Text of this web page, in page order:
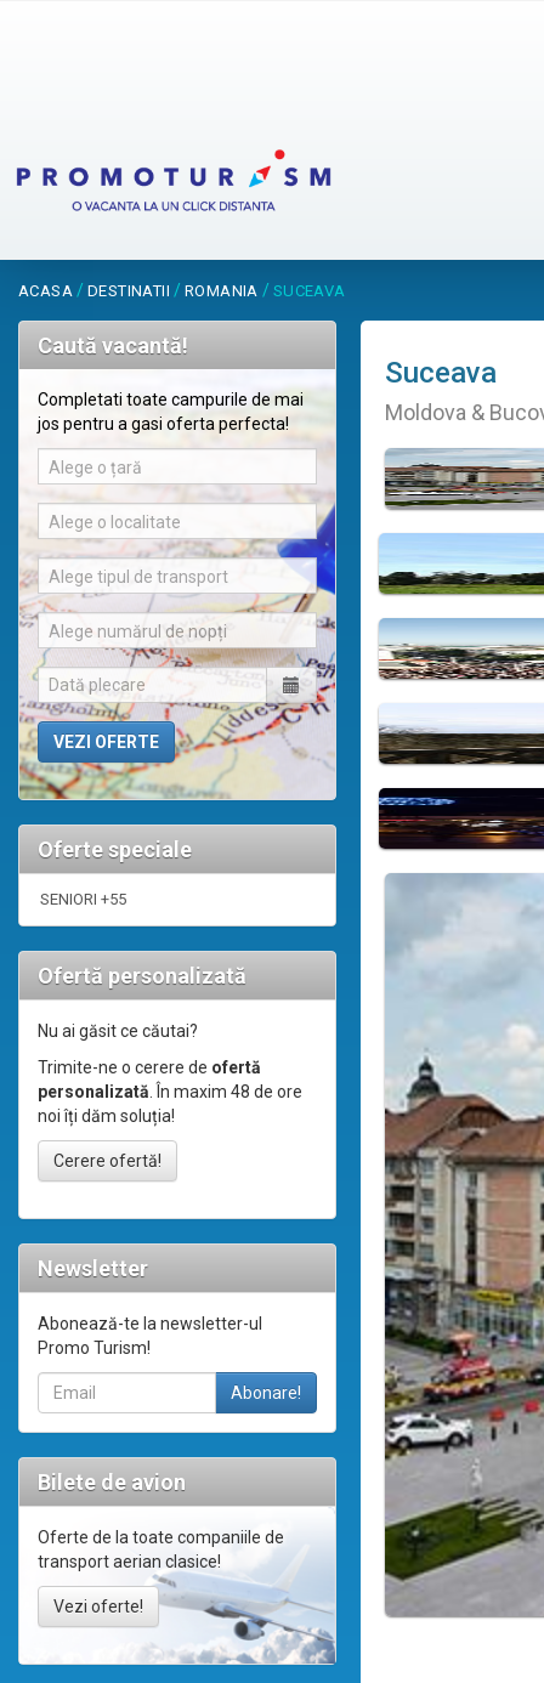
ACASA / DESTINATII / ROMANIA / SUCEAVA
Caută vacantă!
Completati toate campurile de mai
jos pentru a gasi oferta perfecta!
Alege o țară
Alege o localitate
Alege tipul de transport
Alege numărul de nopți
Oferte speciale
SENIORI +55
Ofertă personalizată
Nu ai găsit ce căutai?
Trimite-ne o cerere de ofertă
personalizată. În maxim 48 de ore
noi îți dăm soluția!
Cerere ofertă!
Newsletter
Abonează-te la newsletter-ul
Promo Turism!
Bilete de avion
Oferte de la toate companiile de
transport aerian clasice!
Vezi oferte!
Suceava
Moldova &